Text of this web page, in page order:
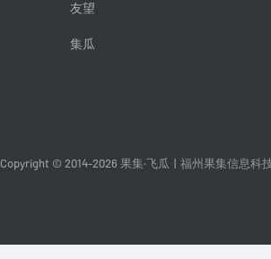
友望
集瓜
Copyright © 2014-2026 果集·飞瓜 福州果集信息科